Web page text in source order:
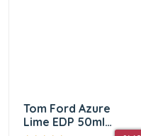
Tom Ford Azure
Lime EDP 50ml